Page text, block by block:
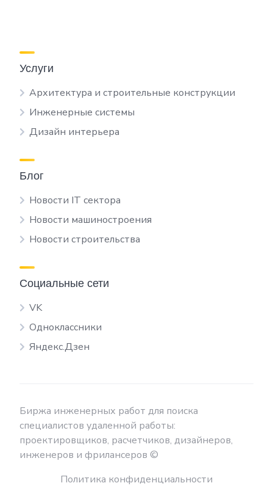
Услуги
Архитектура и строительные конструкции
Инженерные системы
Дизайн интерьера
Блог
Новости IT сектора
Новости машиностроения
Новости строительства
Социальные сети
VK
Одноклассники
Яндекс.Дзен
Биржа инженерных работ для поиска
специалистов удаленной работы:
проектировщиков, расчетчиков, дизайнеров,
инженеров и фрилансеров ©
Политика конфиденциальности